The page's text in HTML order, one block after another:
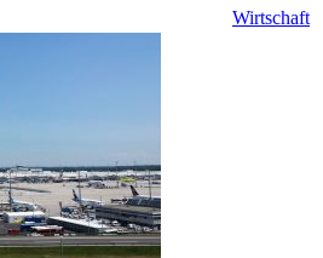
Wirtschaft